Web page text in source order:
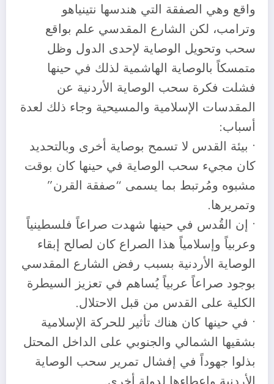
واقع وهي الصفقة التي هندسها نتينياهو
وترامب، لكن الشارع المقدسي علم بواقع
سحب وتحويل الوصاية لإحدى الدول وظل
متمسكاً بالوصاية الهاشمية لذلك في حينها
فشلت فكرة سحب الوصاية الأردنية عن
المقدسات الإسلامية والمسيحية وجاء ذلك لعدة
أسباب:
• بيئة القدس لا تسمح بوصاية أخرى وبالتحديد
كان مجيء سحب الوصاية في حينها كان بوقت
مشبوه ومُرتبط بما يسمى “صفقة القرن”
وتمريرها.
• إن القُدس في حينها شهدت صراعاً فلسطينياً
وعربياً وإسلامياً هذا الصراع كان لصالح إبقاء
الوصاية الأردنية بسبب رفض الشارع المقدسي
بوجود صراعاً عربياً يُساهم في تعزيز السيطرة
الكلية على القدس من قبل الاحتلال.
• في حينها كان هناك تأثير للحركة الإسلامية
بشقيها الشمالي والجنوبي على الداخل المحتل
بذلوا جهوداً في إفشال تمرير سحب الوصاية